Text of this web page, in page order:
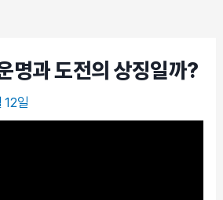
명과 도전의 상징일까?
일